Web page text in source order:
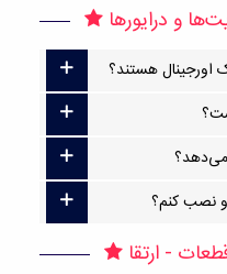
و درایورها
اورجینال هستند؟
می‌دهد؟
و نصب کنم؟
- ارتقا